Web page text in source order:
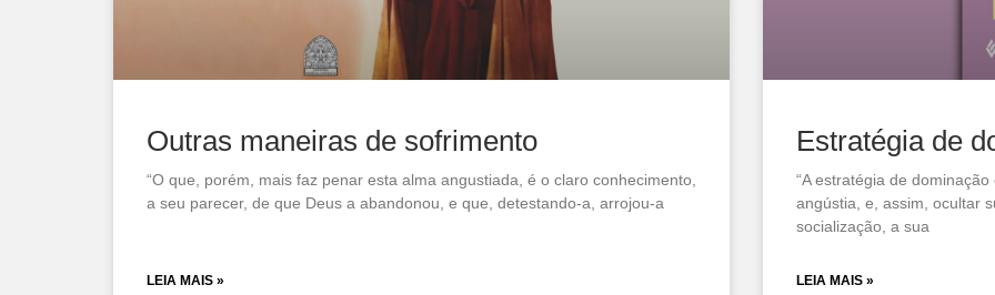
Outras maneiras de sofrimento
“O que, porém, mais faz penar esta alma angustiada, é o claro conhecimento,
a seu parecer, de que Deus a abandonou, e que, detestando-a, arrojou-a
LEIA MAIS »
Estratégia de
“A estratégia de
angústia, e, assim, ocultar
socialização, a sua
LEIA MAIS »